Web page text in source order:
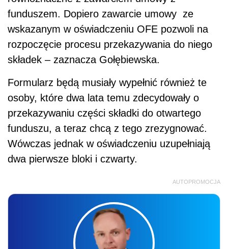
funduszem. Dopiero zawarcie umowy ze
wskazanym w oświadczeniu OFE pozwoli na
rozpoczęcie procesu przekazywania do niego
składek – zaznacza Gołębiewska.
Formularz będą musiały wypełnić również te
osoby, które dwa lata temu zdecydowały o
przekazywaniu części składki do otwartego
funduszu, a teraz chcą z tego zrezygnować.
Wówczas jednak w oświadczeniu uzupełniają
dwa pierwsze bloki i czwarty.
AUTOPROMOCJA